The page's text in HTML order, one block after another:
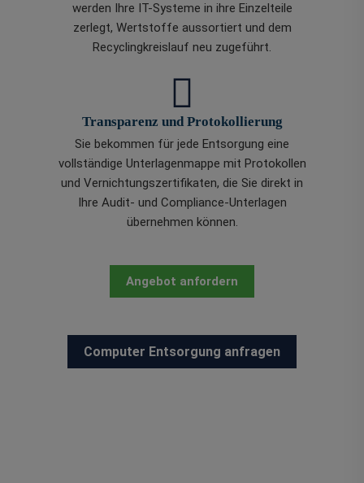
werden Ihre IT-Systeme in ihre Einzelteile
zerlegt, Wertstoffe aussortiert und dem
Recyclingkreislauf neu zugeführt.
Transparenz und Protokollierung
Sie bekommen für jede Entsorgung eine
vollständige Unterlagenmappe mit Protokollen
und Vernichtungszertifikaten, die Sie direkt in
Ihre Audit- und Compliance-Unterlagen
übernehmen können.
Angebot anfordern
Computer Entsorgung anfragen